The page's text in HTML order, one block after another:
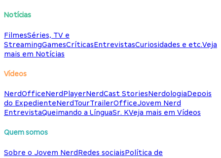
Notícias
FilmesSéries, TV e
StreamingGamesCríticasEntrevistasCuriosidades e etc.Veja
mais em Notícias
Vídeos
NerdOfficeNerdPlayerNerdCast StoriesNerdologiaDepois
do ExpedienteNerdTourTrailerOfficeJovem Nerd
EntrevistaQueimando a LínguaSr. KVeja mais em Vídeos
Quem somos
Sobre o Jovem NerdRedes sociaisPolítica de